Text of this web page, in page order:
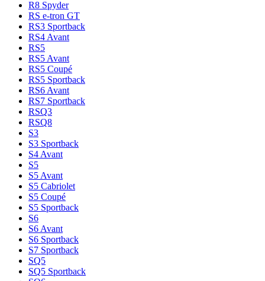
R8 Spyder
RS e-tron GT
RS3 Sportback
RS4 Avant
RS5
RS5 Avant
RS5 Coupé
RS5 Sportback
RS6 Avant
RS7 Sportback
RSQ3
RSQ8
S3
S3 Sportback
S4 Avant
S5
S5 Avant
S5 Cabriolet
S5 Coupé
S5 Sportback
S6
S6 Avant
S6 Sportback
S7 Sportback
SQ5
SQ5 Sportback